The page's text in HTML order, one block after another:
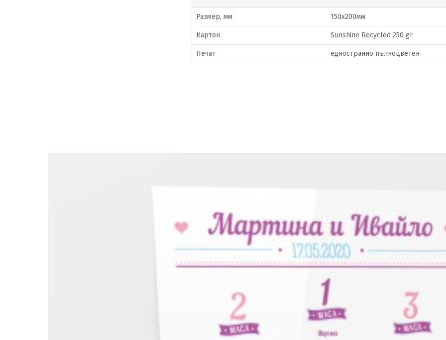
Размер, мм 150х200мм
Картон Sunshine Recycled 250 gr
Печат едностранно пълноцветен